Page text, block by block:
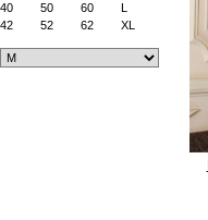
40
50 60
L
42
52 62 XL